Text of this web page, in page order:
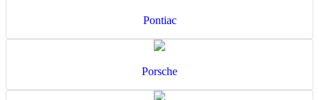
Pontiac
Porsche